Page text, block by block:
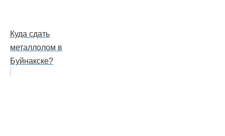
Куда сдать
металлолом в
Буйнакске?